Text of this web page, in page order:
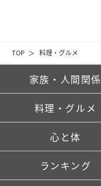
TOP 料理・グルメ
家族・人間関係
料理・グルメ
心と体
ランキング